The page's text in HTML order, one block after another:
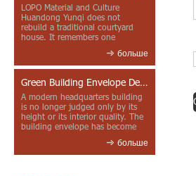
LOPO Material and Culture
Huandong Yunqi does not
rebuild a traditional courtyard
house. It remembers one
больше
Green Building Envelope Design: Clay Sunscreen Fins for Modern Headquarters Architecture
A modern headquarters building
is no longer judged only by its
height or its interior quality. The
building envelope has become
больше